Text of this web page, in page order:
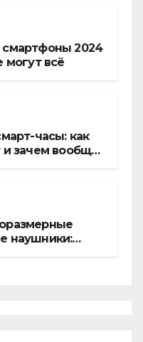
2024
могут всё
часы: как
и зачем вообще
наушники: